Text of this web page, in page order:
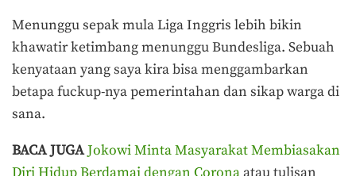
Menunggu sepak mula Liga Inggris lebih bikin
khawatir ketimbang menunggu Bundesliga. Sebuah
kenyataan yang saya kira bisa menggambarkan
betapa fuckup-nya pemerintahan dan sikap warga di
sana.
BACA JUGAJokowi Minta Masyarakat Membiasakan
Diri Hidup Berdamai dengan Corona atau tulisan